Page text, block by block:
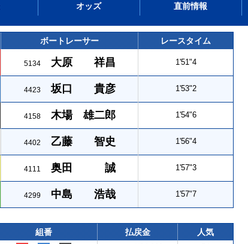
オッズ 直前情報
ボートレーサー レースタイム
5134 大原 祥昌 1'51"4
4423 坂口 貴彦 1'53"2
4158 木場 雄二郎 1'54"6
4402 乙藤 智史 1'56"4
4111 奥田 誠 1'57"3
4299 中島 浩哉 1'57"7
組番 払戻金 人気